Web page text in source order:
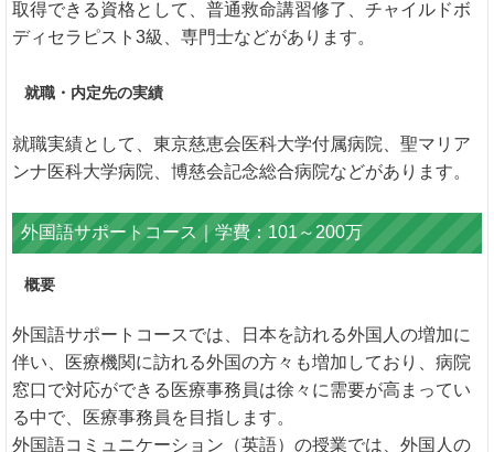
取得できる資格として、普通救命講習修了、チャイルドボ
ディセラピスト3級、専門士などがあります。
就職・内定先の実績
就職実績として、東京慈恵会医科大学付属病院、聖マリア
ンナ医科大学病院、博慈会記念総合病院などがあります。
外国語サポートコース｜学費：101～200万
概要
外国語サポートコースでは、日本を訪れる外国人の増加に
伴い、医療機関に訪れる外国の方々も増加しており、病院
窓口で対応ができる医療事務員は徐々に需要が高まってい
る中で、医療事務員を目指します。
外国語コミュニケーション（英語）の授業では、外国人の